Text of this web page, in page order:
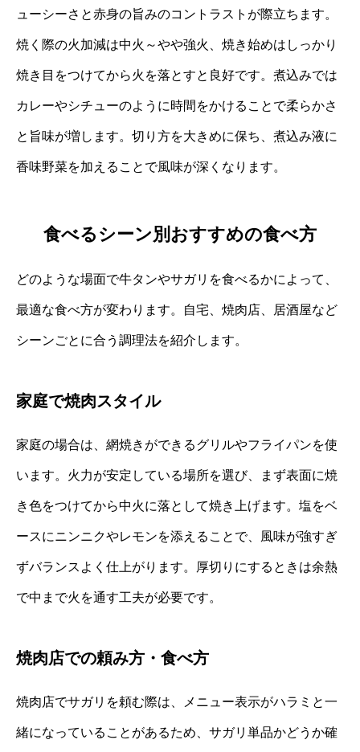
ューシーさと赤身の旨みのコントラストが際立ちます。
焼く際の火加減は中火～やや強火、焼き始めはしっかり
焼き目をつけてから火を落とすと良好です。煮込みでは
カレーやシチューのように時間をかけることで柔らかさ
と旨味が増します。切り方を大きめに保ち、煮込み液に
香味野菜を加えることで風味が深くなります。
食べるシーン別おすすめの食べ方
どのような場面で牛タンやサガリを食べるかによって、
最適な食べ方が変わります。自宅、焼肉店、居酒屋など
シーンごとに合う調理法を紹介します。
家庭で焼肉スタイル
家庭の場合は、網焼きができるグリルやフライパンを使
います。火力が安定している場所を選び、まず表面に焼
き色をつけてから中火に落として焼き上げます。塩をベ
ースにニンニクやレモンを添えることで、風味が強すぎ
ずバランスよく仕上がります。厚切りにするときは余熱
で中まで火を通す工夫が必要です。
焼肉店での頼み方・食べ方
焼肉店でサガリを頼む際は、メニュー表示がハラミと一
緒になっていることがあるため、サガリ単品かどうか確